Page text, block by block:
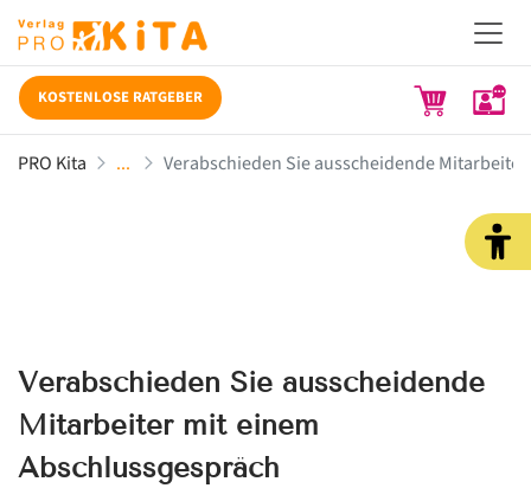
KOSTENLOSE RATGEBER
PRO Kita Verabschieden Sie ausscheidende
Verabschieden Sie ausscheidende
Mitarbeiter mit einem
Abschlussgespräch